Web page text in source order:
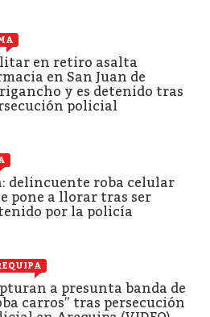
en retiro asalta
en San Juan de
y es detenido tras
policial
delincuente roba celular
pone a llorar tras ser
por la policía
a presunta banda de
carros” tras persecución